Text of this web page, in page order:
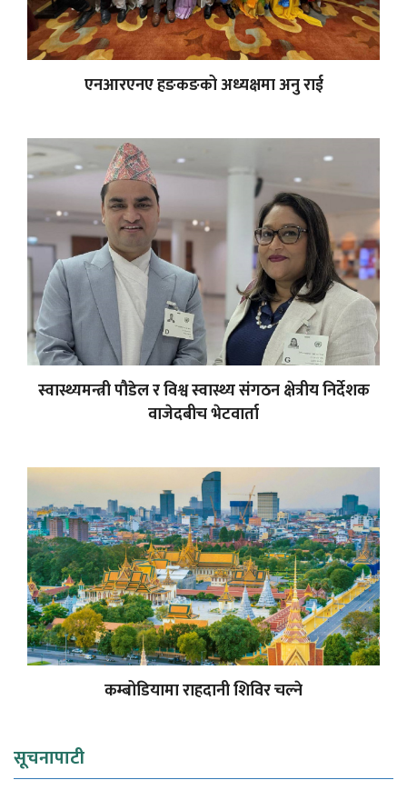
एनआरएनए हङकङको अध्यक्षमा अनु राई
स्वास्थ्यमन्त्री पौडेल र विश्व स्वास्थ्य संगठन क्षेत्रीय निर्देशक
वाजेदबीच भेटवार्ता
कम्बोडियामा राहदानी शिविर चल्ने
सूचनापाटी